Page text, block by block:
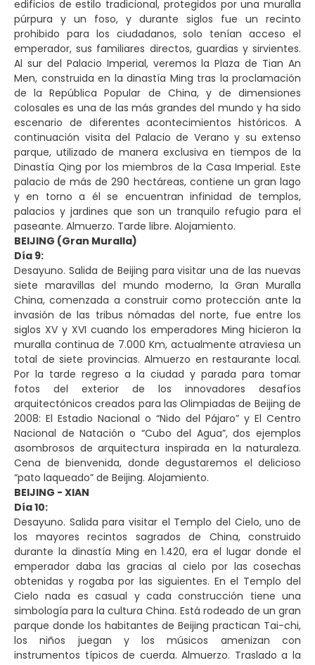
edificios de estilo tradicional, protegidos por una muralla
púrpura y un foso, y durante siglos fue un recinto
prohibido para los ciudadanos, solo tenían acceso el
emperador, sus familiares directos, guardias y sirvientes.
Al sur del Palacio Imperial, veremos la Plaza de Tian An
Men, construida en la dinastía Ming tras la proclamación
de la República Popular de China, y de dimensiones
colosales es una de las más grandes del mundo y ha sido
escenario de diferentes acontecimientos históricos. A
continuación visita del Palacio de Verano y su extenso
parque, utilizado de manera exclusiva en tiempos de la
Dinastía Qing por los miembros de la Casa Imperial. Este
palacio de más de 290 hectáreas, contiene un gran lago
y en torno a él se encuentran infinidad de templos,
palacios y jardines que son un tranquilo refugio para el
paseante. Almuerzo. Tarde libre. Alojamiento.
BEIJING (Gran Muralla)
Día 9:
Desayuno. Salida de Beijing para visitar una de las nuevas
siete maravillas del mundo moderno, la Gran Muralla
China, comenzada a construir como protección ante la
invasión de las tribus nómadas del norte, fue entre los
siglos XV y XVI cuando los emperadores Ming hicieron la
muralla continua de 7.000 Km, actualmente atraviesa un
total de siete provincias. Almuerzo en restaurante local.
Por la tarde regreso a la ciudad y parada para tomar
fotos del exterior de los innovadores desafíos
arquitectónicos creados para las Olimpiadas de Beijing de
2008: El Estadio Nacional o “Nido del Pájaro” y El Centro
Nacional de Natación o “Cubo del Agua”, dos ejemplos
asombrosos de arquitectura inspirada en la naturaleza.
Cena de bienvenida, donde degustaremos el delicioso
“pato laqueado” de Beijing. Alojamiento.
BEIJING - XIAN
Día 10:
Desayuno. Salida para visitar el Templo del Cielo, uno de
los mayores recintos sagrados de China, construido
durante la dinastía Ming en 1.420, era el lugar donde el
emperador daba las gracias al cielo por las cosechas
obtenidas y rogaba por las siguientes. En el Templo del
Cielo nada es casual y cada construcción tiene una
simbología para la cultura China. Está rodeado de un gran
parque donde los habitantes de Beijing practican Tai-chi,
los niños juegan y los músicos amenizan con
instrumentos típicos de cuerda. Almuerzo. Traslado a la